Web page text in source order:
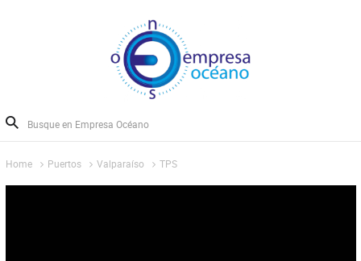
Home Puertos Valparaíso TPS